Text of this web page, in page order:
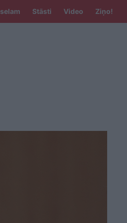
Stāsti Video Ziņo!